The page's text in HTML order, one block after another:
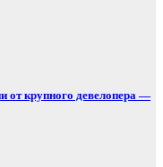
от крупного девелопера —